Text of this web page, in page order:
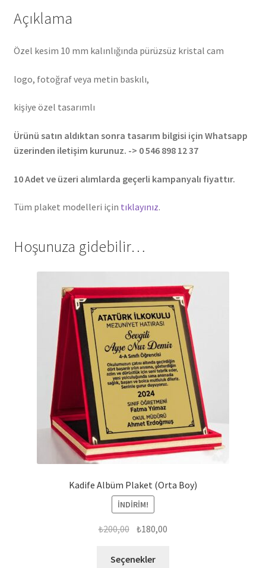
Açıklama
Özel kesim 10 mm kalınlığında pürüzsüz kristal cam
logo, fotoğraf veya metin baskılı,
kişiye özel tasarımlı
Ürünü satın aldıktan sonra tasarım bilgisi için Whatsapp
üzerinden iletişim kurunuz. -> 0 546 898 12 37
10 Adet ve üzeri alımlarda geçerli kampanyalı fiyattır.
Tüm plaket modelleri için tıklayınız.
Hoşunuza gidebilir…
Kadife Albüm Plaket (Orta Boy)
İNDIRIM!
₺200,00 Orijinal
₺200,00.
₺180,00
Seçenekler